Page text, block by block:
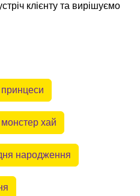
клієнту та вирішуємо
хай
народження